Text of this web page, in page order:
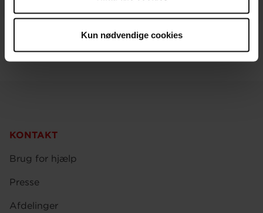
Kun nødvendige cookies
KONTAKT
Brug for hjælp
Presse
Afdelinger